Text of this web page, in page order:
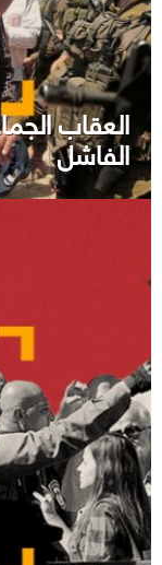
العقاب
الفاشل